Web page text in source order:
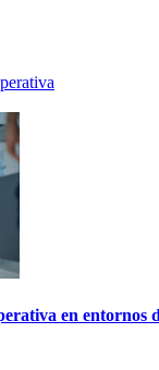
en entornos